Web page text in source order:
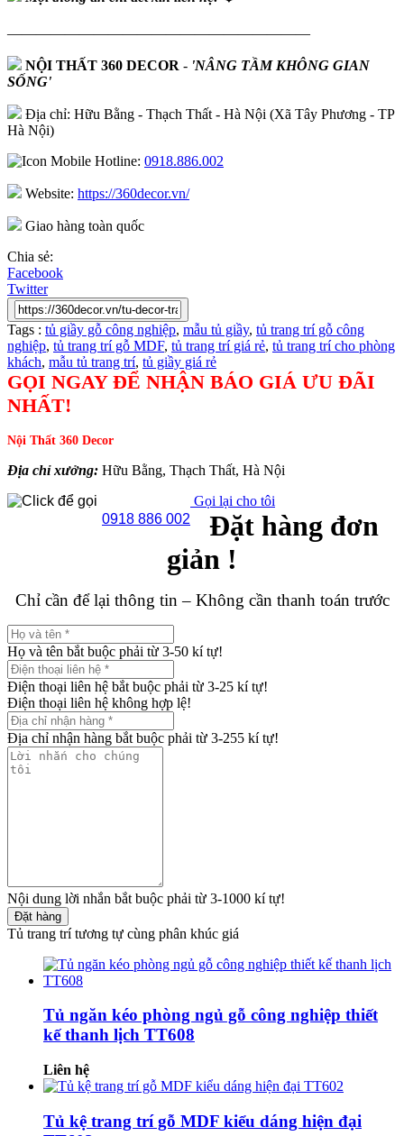
—————————————————————
NỘI THẤT 360 DECOR - 'NÂNG TẦM KHÔNG GIAN
SỐNG'
Địa chỉ: Hữu Bằng - Thạch Thất - Hà Nội (Xã Tây Phương - TP
Hà Nội)
Hotline: 0918.886.002
Website: https://360decor.vn/
Giao hàng toàn quốc
Chia sẻ:
Facebook
Twitter
Tags : tủ giầy gỗ công nghiệp, mẫu tủ giầy, tủ trang trí gỗ công
nghiệp, tủ trang trí gỗ MDF, tủ trang trí giá rẻ, tủ trang trí cho phòng
khách, mẫu tủ trang trí, tủ giầy giá rẻ
GỌI NGAY ĐỂ NHẬN BÁO GIÁ ƯU ĐÃI
NHẤT!
Nội Thất 360 Decor
Địa chỉ xưởng: Hữu Bằng, Thạch Thất, Hà Nội
0918 886 002
Gọi lại cho tôi
Đặt hàng đơn
giản !
Chỉ cần để lại thông tin – Không cần thanh toán trước
Họ và tên bắt buộc phải từ 3-50 kí tự!
Điện thoại liên hệ bắt buộc phải từ 3-25 kí tự!
Điện thoại liên hệ không hợp lệ!
Địa chỉ nhận hàng bắt buộc phải từ 3-255 kí tự!
Nội dung lời nhắn bắt buộc phải từ 3-1000 kí tự!
Đặt hàng
Tủ trang trí tương tự cùng phân khúc giá
Tủ ngăn kéo phòng ngủ gỗ công nghiệp thiết
kế thanh lịch TT608
Liên hệ
Tủ kệ trang trí gỗ MDF kiểu dáng hiện đại